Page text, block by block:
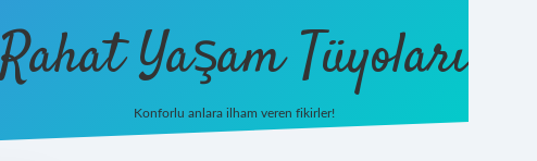
Rahat Yaşam Tüyoları
Konforlu anlara ilham veren fikirler!